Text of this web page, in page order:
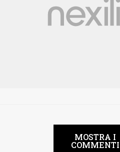
MOSTRA I
COMMENTI